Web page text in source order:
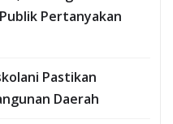
Pertanyakan
Pastikan
Daerah